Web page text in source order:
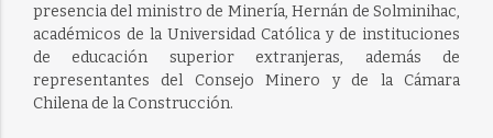
presencia del ministro de Minería, Hernán de Solminihac,
académicos de la Universidad Católica y de instituciones
de educación superior extranjeras, además de
representantes del Consejo Minero y de la Cámara
Chilena de la Construcción.